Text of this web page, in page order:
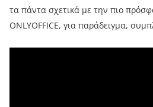
τα πάντα σχετικά με την πιο
ONLYOFFICE, για παράδειγμα,